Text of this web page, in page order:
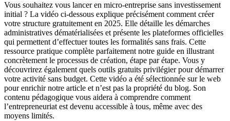
Vous souhaitez vous lancer en micro-entreprise sans investissement
initial ? La vidéo ci-dessous explique précisément comment créer
votre structure gratuitement en 2025. Elle détaille les démarches
administratives dématérialisées et présente les plateformes officielles
qui permettent d’effectuer toutes les formalités sans frais. Cette
ressource pratique complète parfaitement notre guide en illustrant
concrètement le processus de création, étape par étape. Vous y
découvrirez également quels outils gratuits privilégier pour démarrer
votre activité sans budget. Cette vidéo a été sélectionnée sur le web
pour enrichir notre article et n’est pas la propriété du blog. Son
contenu pédagogique vous aidera à comprendre comment
l’entrepreneuriat est devenu accessible à tous, même avec des
moyens limités.